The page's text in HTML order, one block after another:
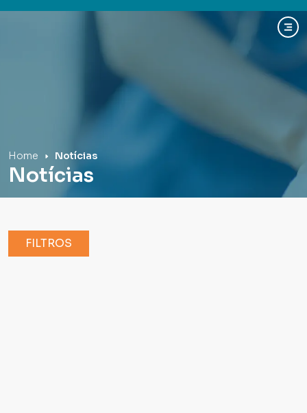
Home Notícias
Notícias
FILTROS